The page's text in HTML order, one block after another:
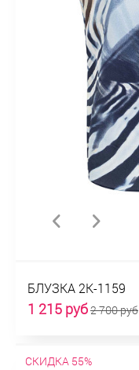
БЛУЗКА 2К-1159
1 215 руб2 700 руб
СКИДКА 55%